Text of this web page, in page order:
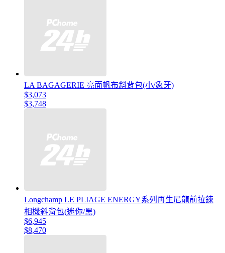
LA BAGAGERIE 亮面帆布斜背包(小/象牙)
$3,073
$3,748
Longchamp LE PLIAGE ENERGY系列再生尼龍前拉鍊
相機斜背包(迷你/黑)
$6,945
$8,470